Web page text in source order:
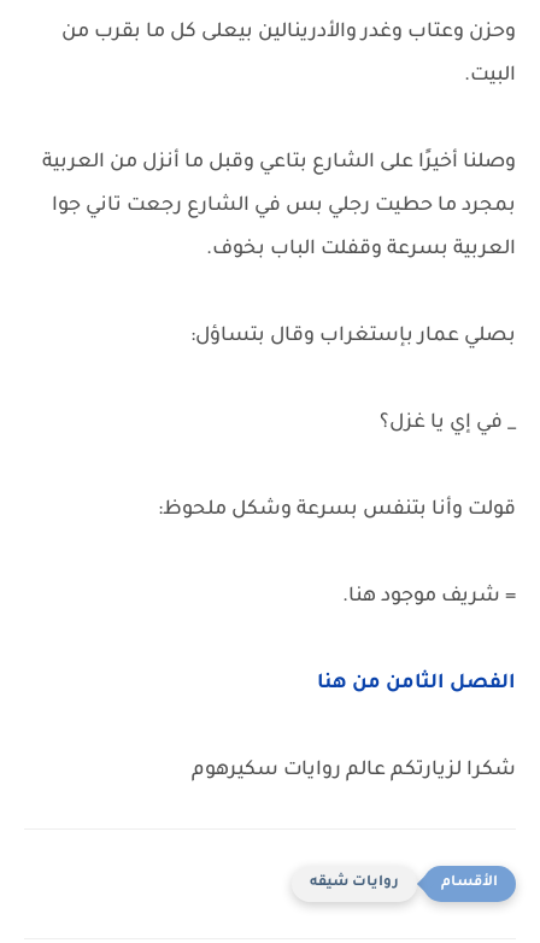
وحزن وعتاب وغدر والأدرينالين بيعلى كل ما بقرب من
البيت.
وصلنا أخيرًا على الشارع بتاعي وقبل ما أنزل من العربية
بمجرد ما حطيت رجلي بس في الشارع رجعت تاني جوا
العربية بسرعة وقفلت الباب بخوف.
بصلي عمار بإستغراب وقال بتساؤل:
_ في إي يا غزل؟
قولت وأنا بتنفس بسرعة وشكل ملحوظ:
= شريف موجود هنا.
الفصل الثامن من هنا
شكرا لزيارتكم عالم روايات سكيرهوم
روايات شيقه